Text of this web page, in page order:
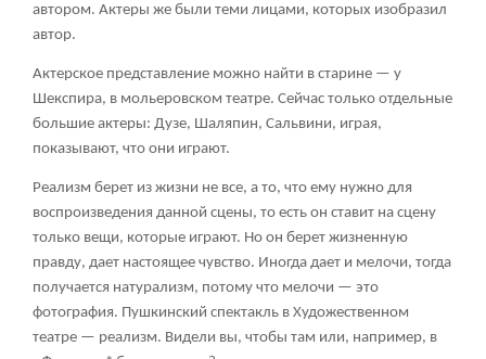
автором. Актеры же были теми лицами, которых изобразил
автор.
Актерское представление можно найти в старине — у
Шекспира, в мольеровском театре. Сейчас только отдельные
большие актеры: Дузе, Шаляпин, Сальвини, играя,
показывают, что они играют.
Реализм берет из жизни не все, а то, что ему нужно для
воспроизведения данной сцены, то есть он ставит на сцену
только вещи, которые играют. Но он берет жизненную
правду, дает настоящее чувство. Иногда дает и мелочи, тогда
получается натурализм, потому что мелочи — это
фотография. Пушкинский спектакль в Художественном
театре — реализм. Видели вы, чтобы там или, например, в